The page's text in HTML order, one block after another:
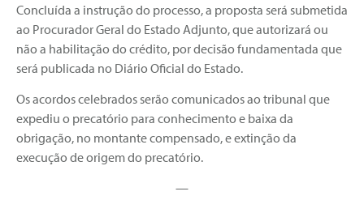
Concluída a instrução do processo, a proposta será submetida
ao Procurador Geral do Estado Adjunto, que autorizará ou
não a habilitação do crédito, por decisão fundamentada que
será publicada no Diário Oficial do Estado.
Os acordos celebrados serão comunicados ao tribunal que
expediu o precatório para conhecimento e baixa da
obrigação, no montante compensado, e extinção da
execução de origem do precatório.
—